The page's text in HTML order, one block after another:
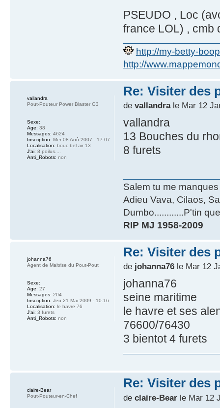
PSEUDO , Loc
france LOL) , cmb
http://my-betty-
http://
Re: Visiter des
de vallandrale Mar 12
vallandra
13 Bouches du
8 furets
Salem tu me
Adieu Vava, Cilaos,
Dumbo............P'tin
RIP MJ 1958-2009
vallandra
Pout-Pouteur Power Blaster G3
Sexe:
Age: 38
Messages: 4624
Inscription: Mer 08 Aoû 2007 - 17:07
Localisation: bouc bel air 13
J'ai: 8 poilus....
Anti_Robots: non
Re: Visiter des
de johanna76le Mar 12
johanna76
seine maritime
le havre et ses
76600/76430
3 bientot 4 furets
johanna76
Agent de Maitrise du Pout-Pout
Sexe:
Age: 27
Messages: 204
Inscription: Jeu 21 Mai 2009 - 10:16
Localisation: le havre 76
J'ai: 3 furets
Anti_Robots: non
Re: Visiter des
de claire-Bearle Mar 12
claire-Bear
Pout-Pouteur-en-Chef